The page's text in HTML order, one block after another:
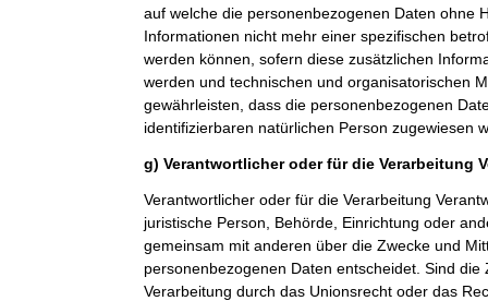
auf welche die personenbezogenen Daten ohne
Informationen nicht mehr einer spezifischen
werden können, sofern diese zusätzlichen
werden und technischen und organisatorischen
gewährleisten, dass die personenbezogenen
identifizierbaren natürlichen Person zugewiesen
g) Verantwortlicher oder für die Verarbeitung
Verantwortlicher oder für die Verarbeitung
juristische Person, Behörde, Einrichtung oder
gemeinsam mit anderen über die Zwecke und
personenbezogenen Daten entscheidet. Sind die
Verarbeitung durch das Unionsrecht oder das